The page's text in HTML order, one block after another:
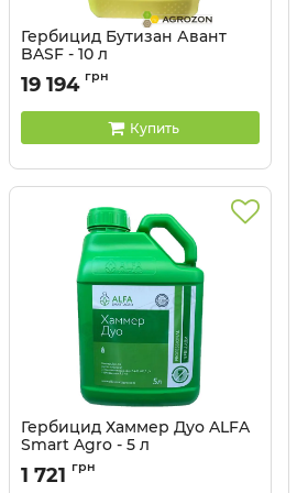
Гербицид Бутизан Авант
BASF - 10 л
Артикул: 110506
19 194 грн
Купить
Гербицид Хаммер Дуо ALFA
Smart Agro - 5 л
Артикул: 1102035
1 721 грн